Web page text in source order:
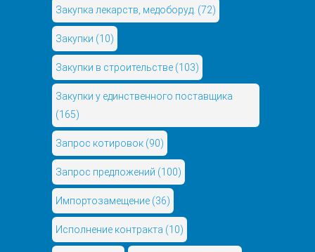
Закупка лекарств, медоборуд. (72)
Закупки (10)
Закупки в строительстве (103)
Закупки у единственного поставщика
(165)
Запрос котировок (90)
Запрос предложений (100)
Импортозамещение (36)
Исполнение контракта (10)